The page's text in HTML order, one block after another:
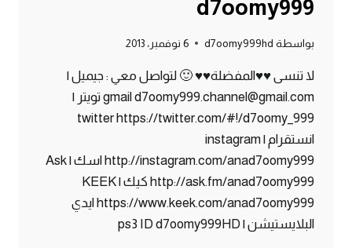
d7oomy999
بواسطة d7oomy999hd 6 نوفمبر، 2013
لا تنسى ♥♥المفضلة♥♥ 🙂 لتواصل معي : جيميل |
gmail d7oomy999.channel@gmail.com تويتر |
twitter https://twitter.com/#!/d7oomy_999
انستقرام | instagram
http://instagram.com/anad7oomy999 اسك | Ask
http://ask.fm/anad7oomy999 كيك | KEEK
https://www.keek.com/anad7oomy999 ايدي
البلايستيشن | ps3 ID d7oomy999HD